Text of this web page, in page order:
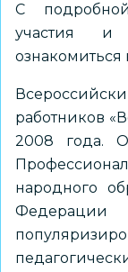
С
участия и
ознакомиться
работников
2008 года.
народного